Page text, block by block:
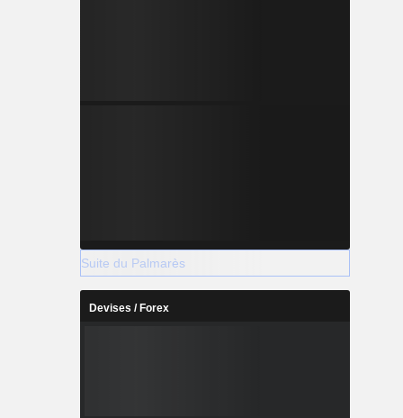
Suite du Palmarès
Devises / Forex